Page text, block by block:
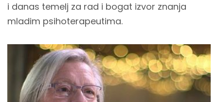
i danas temelj za rad i bogat izvor znanja
mladim psihoterapeutima.